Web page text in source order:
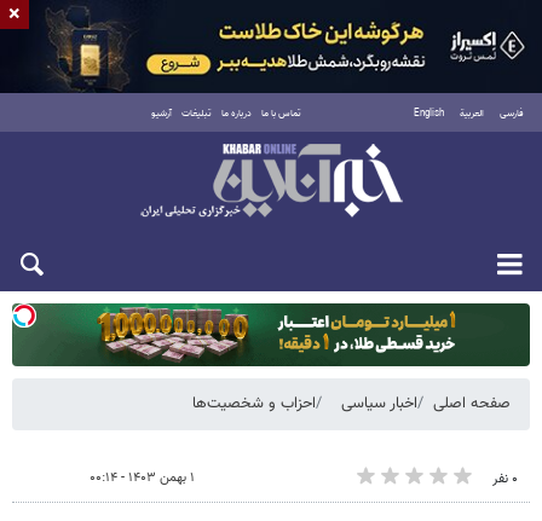
فارسی العربية English تماس با ما درباره ما تبلیغات آرشیو
دوشنبه ۱۹ مرداد ۱۴۰۵
صفحه اصلی اخبار سیاسی احزاب و شخصیت‌ها
۰ نفر ۱ بهمن ۱۴۰۳ - ۰۰:۱۴
×